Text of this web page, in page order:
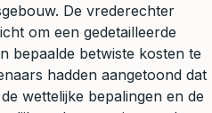
De vrederechter
om een gedetailleerde
bepaalde betwiste kosten te
hadden aangetoond dat
wettelijke bepalingen en de